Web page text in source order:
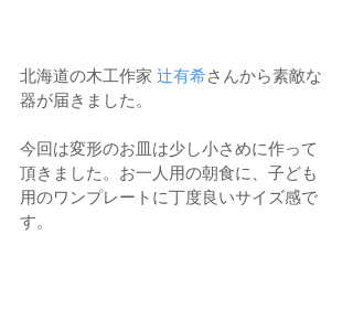
北海道の木工作家 辻有希さんから素敵な
器が届きました。
今回は変形のお皿は少し小さめに作って
頂きました。お一人用の朝食に、子ども
用のワンプレートに丁度良いサイズ感で
す。